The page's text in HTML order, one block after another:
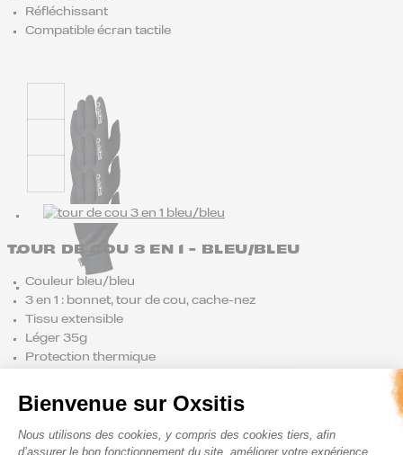
Bienvenue sur Oxsitis
Plateforme de Gestion du
Nous utilisons des cookies, y compris des cookies tiers, afin
d’assurer le bon fonctionnement du site, améliorer votre expérience
Réfléchissant
Compatible écran tactile
TOUR DE COU 3 EN 1 - BLEU/BLEU
Couleur bleu/bleu
3 en 1 : bonnet, tour de cou, cache-nez
Tissu extensible
Léger 35g
Protection thermique
18.36 €.
19 en stock